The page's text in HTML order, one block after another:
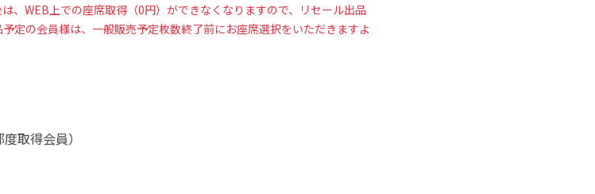
、WEB上での座席取得（0円）ができなくなりますので、リセール出品
定の会員様は、一般販売予定枚数終了前にお座席選択をいただきますよ
取得会員）